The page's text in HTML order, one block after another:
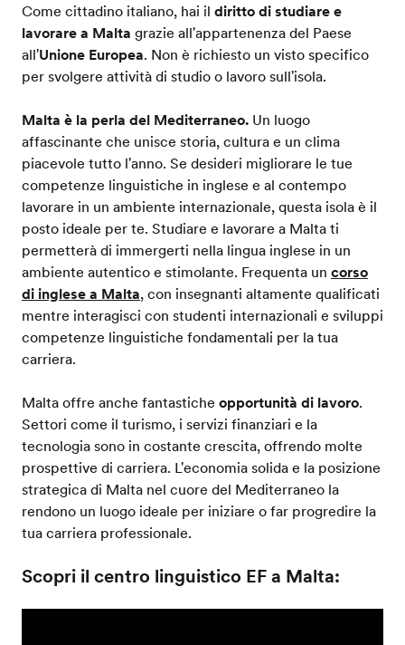
Come cittadino italiano, hai il diritto di studiare e
lavorare a Malta grazie all'appartenenza del Paese
all'Unione Europea. Non è richiesto un visto specifico
per svolgere attività di studio o lavoro sull'isola.
Malta è la perla del Mediterraneo. Un luogo
affascinante che unisce storia, cultura e un clima
piacevole tutto l'anno. Se desideri migliorare le tue
competenze linguistiche in inglese e al contempo
lavorare in un ambiente internazionale, questa isola è il
posto ideale per te. Studiare e lavorare a Malta ti
permetterà di immergerti nella lingua inglese in un
ambiente autentico e stimolante. Frequenta un corso
di inglese a Malta, con insegnanti altamente qualificati
mentre interagisci con studenti internazionali e sviluppi
competenze linguistiche fondamentali per la tua
carriera.
Malta offre anche fantastiche opportunità di lavoro.
Settori come il turismo, i servizi finanziari e la
tecnologia sono in costante crescita, offrendo molte
prospettive di carriera. L'economia solida e la posizione
strategica di Malta nel cuore del Mediterraneo la
rendono un luogo ideale per iniziare o far progredire la
tua carriera professionale.
Scopri il centro linguistico EF a Malta: